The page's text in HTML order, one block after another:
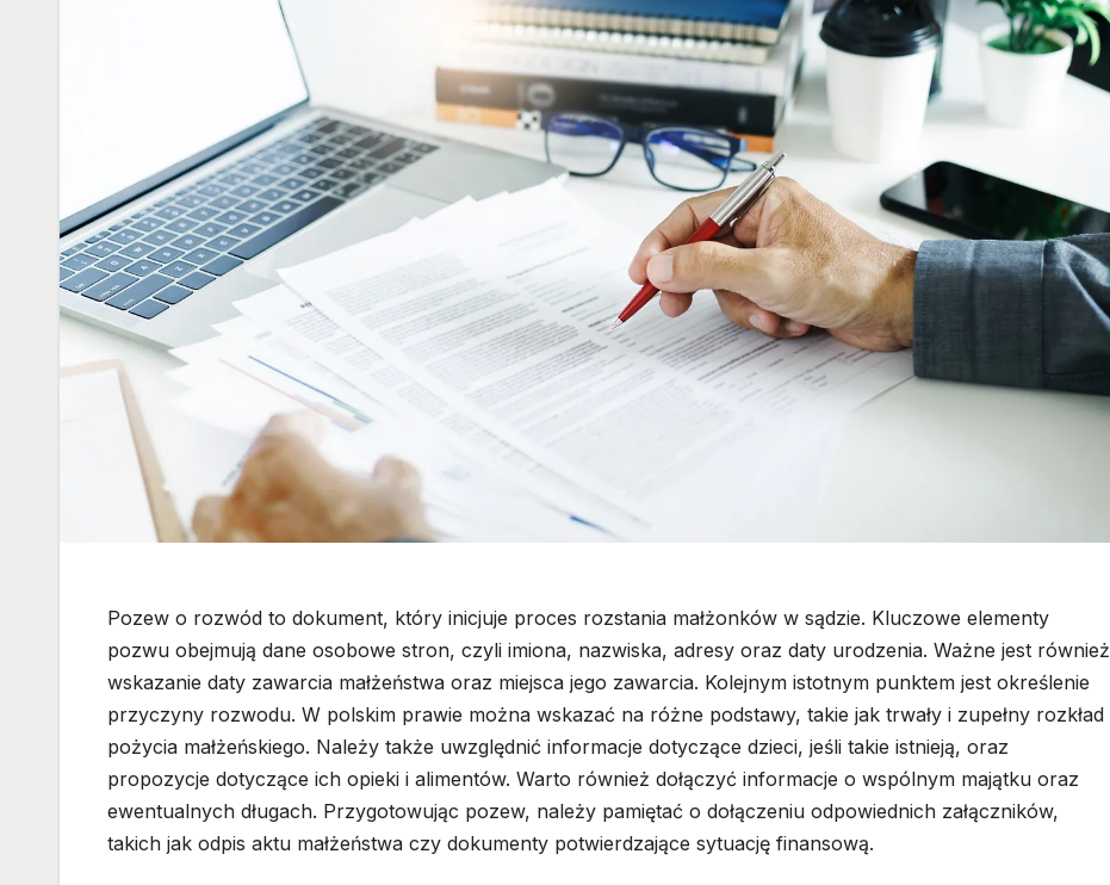
Pozew o rozwód to dokument, który inicjuje proces rozstania małżonków w sądzie. Kluczowe elementy
pozwu obejmują dane osobowe stron, czyli imiona, nazwiska, adresy oraz daty urodzenia. Ważne jest również
wskazanie daty zawarcia małżeństwa oraz miejsca jego zawarcia. Kolejnym istotnym punktem jest określenie
przyczyny rozwodu. W polskim prawie można wskazać na różne podstawy, takie jak trwały i zupełny rozkład
pożycia małżeńskiego. Należy także uwzględnić informacje dotyczące dzieci, jeśli takie istnieją, oraz
propozycje dotyczące ich opieki i alimentów. Warto również dołączyć informacje o wspólnym majątku oraz
ewentualnych długach. Przygotowując pozew, należy pamiętać o dołączeniu odpowiednich załączników,
takich jak odpis aktu małżeństwa czy dokumenty potwierdzające sytuację finansową.